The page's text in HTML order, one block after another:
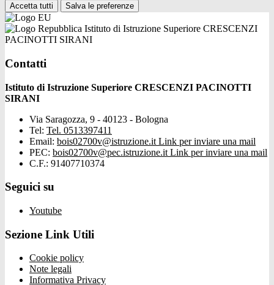
Accetta tutti Salva le preferenze
Istituto di Istruzione Superiore CRESCENZI
PACINOTTI SIRANI
Contatti
Istituto di Istruzione Superiore CRESCENZI PACINOTTI
SIRANI
Via Saragozza, 9 - 40123 - Bologna
Tel: Tel. 0513397411
Email: bois02700v@istruzione.it Link per inviare una mail
PEC: bois02700v@pec.istruzione.it Link per inviare una mail
C.F.: 91407710374
Seguici su
Youtube
Sezione Link Utili
Cookie policy
Note legali
Informativa Privacy